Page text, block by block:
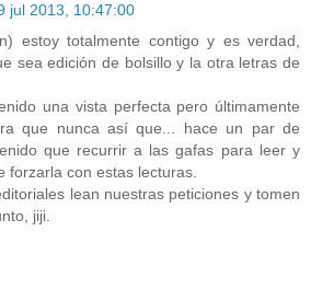
jul 2013, 10:47:00
estoy totalmente contigo y es verdad,
sea edición de bolsillo y la otra letras de
una vista perfecta pero últimamente
que nunca así que... hace un par de
que recurrir a las gafas para leer y
forzarla con estas lecturas.
lean nuestras peticiones y tomen
jiji.